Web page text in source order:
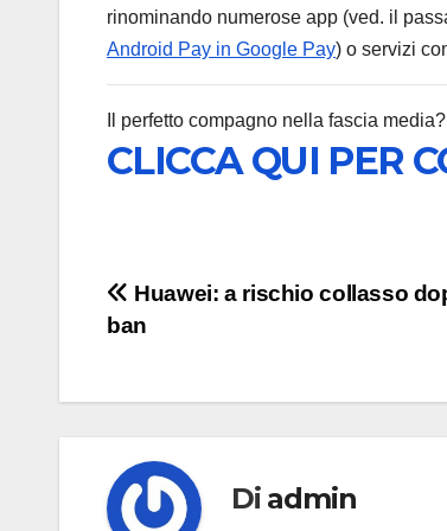
rinominando numerose app (ved. il
Android Pay in Google Pay) o servizi
Il perfetto compagno nella fascia media?
CLICCA QUI PER
Navigazione
Huawei: a rischio collasso
ban
Di admin